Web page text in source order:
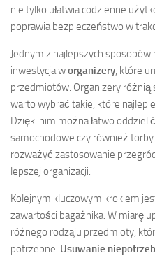
nie tylko ułatwia codzienne
poprawia bezpieczeństwo w
Jednym z najlepszych
inwestycja worganizery, które
przedmiotów. Organizery różnią
warto wybrać takie, które
Dzięki nim można łatwo
samochodowe czy również
rozważyć zastosowanie
lepszej organizacji.
Kolejnym kluczowym krokiem
zawartości bagażnika. W miarę
różnego rodzaju przedmioty,
potrzebne. Usuwanie